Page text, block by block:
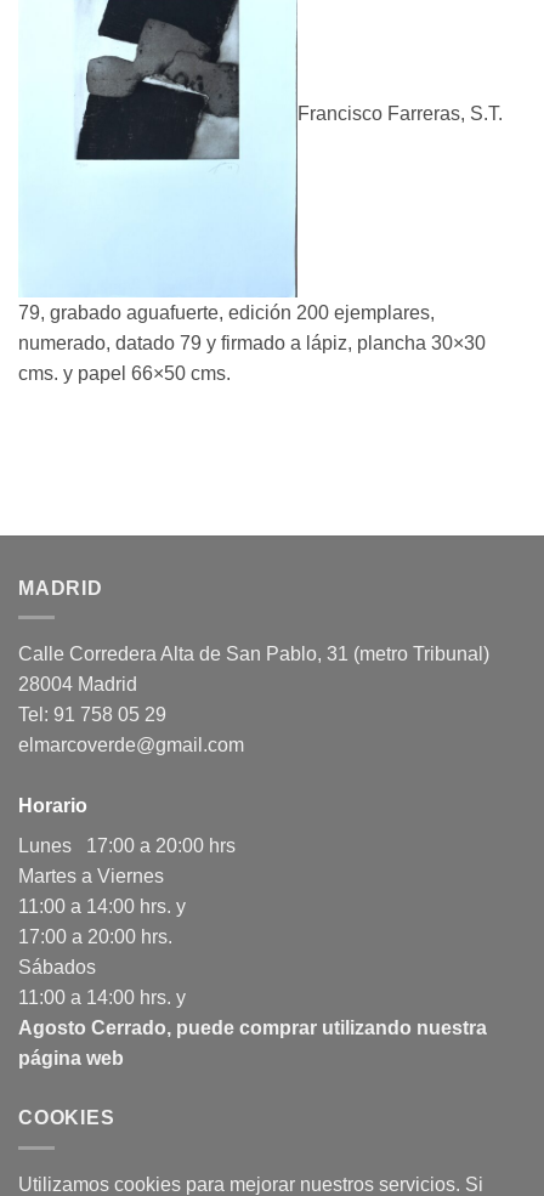
Francisco Farreras, S.T.
79, grabado aguafuerte, edición 200 ejemplares,
numerado, datado 79 y firmado a lápiz, plancha 30×30
cms. y papel 66×50 cms.
MADRID
Calle Corredera Alta de San Pablo, 31 (metro Tribunal)
28004 Madrid
Tel: 91 758 05 29
elmarcoverde@gmail.com
Horario
Lunes 17:00 a 20:00 hrs
Martes a Viernes
11:00 a 14:00 hrs. y
17:00 a 20:00 hrs.
Sábados
11:00 a 14:00 hrs. y
Agosto Cerrado, puede comprar utilizando nuestra
página web
COOKIES
Utilizamos cookies para mejorar nuestros servicios. Si